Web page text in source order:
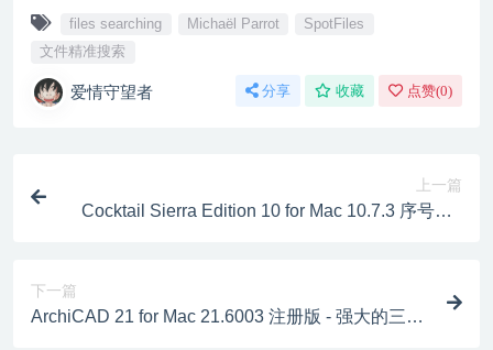
files searching Michaël Parrot
SpotFiles
文件精准搜索
爱情守望者 分享 收藏 点赞(0)
上一篇
Cocktail Sierra Edition 10 for Mac 10.7.3 序号版 -
下一篇
ArchiCAD 21 for Mac 21.6003 注册版 - 强大的三维